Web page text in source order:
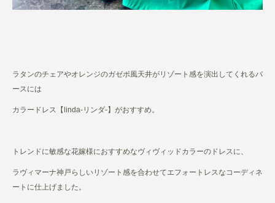
ラタンのチェアやオレンジのガゼボ風天井がリゾート感を演出してくれるバ
ースには
カラードレス【linda-リンダ-】がおすすめ。
トレンドに敏感な花嫁様におすすめなヴィヴィッドカラーのドレスに、
ラヴィマーナ神戸らしいリゾート感を合わせてエフォートレスなコーディネ
ートに仕上げました。